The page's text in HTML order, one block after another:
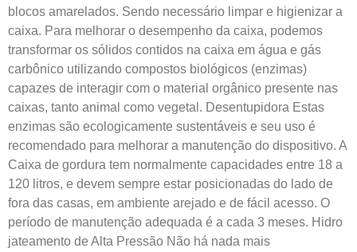
blocos amarelados. Sendo necessário limpar e higienizar a
caixa. Para melhorar o desempenho da caixa, podemos
transformar os sólidos contidos na caixa em água e gás
carbônico utilizando compostos biológicos (enzimas)
capazes de interagir com o material orgânico presente nas
caixas, tanto animal como vegetal. Desentupidora Estas
enzimas são ecologicamente sustentáveis e seu uso é
recomendado para melhorar a manutenção do dispositivo. A
Caixa de gordura tem normalmente capacidades entre 18 a
120 litros, e devem sempre estar posicionadas do lado de
fora das casas, em ambiente arejado e de fácil acesso. O
período de manutenção adequada é a cada 3 meses. Hidro
jateamento de Alta Pressão Não há nada mais